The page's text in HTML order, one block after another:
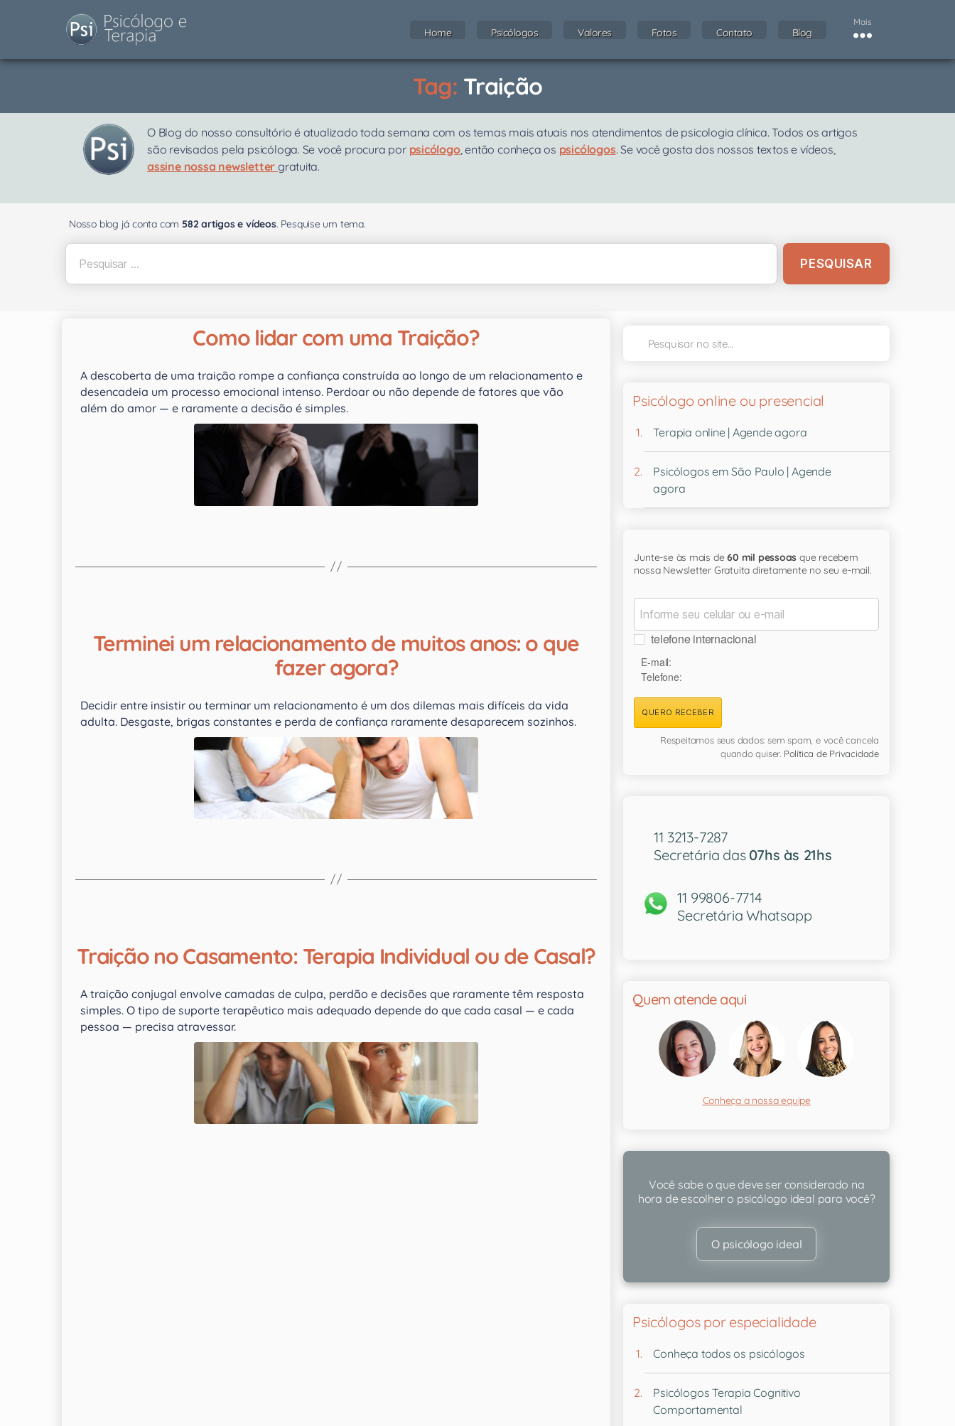
Home Psicólogos Valores Fotos Contato Blog
Mais
Tag: Traição
O Blog do nosso consultório é atualizado toda semana com os temas mais atuais nos atendimentos de psicologia clínica. Todos os artigos
são revisados pela psicóloga. Se você procura por psicólogo, então conheça os psicólogos. Se você gosta dos nossos textos e vídeos,
assine nossa newsletter gratuita.
Nosso blog já conta com 582 artigos e vídeos. Pesquise um tema.
Como lidar com uma Traição?
A descoberta de uma traição rompe a confiança construída ao longo de um relacionamento e
desencadeia um processo emocional intenso. Perdoar ou não depende de fatores que vão
além do amor — e raramente a decisão é simples.
Terminei um relacionamento de muitos anos: o que
fazer agora?
Decidir entre insistir ou terminar um relacionamento é um dos dilemas mais difíceis da vida
adulta. Desgaste, brigas constantes e perda de confiança raramente desaparecem sozinhos.
Traição no Casamento: Terapia Individual ou de Casal?
A traição conjugal envolve camadas de culpa, perdão e decisões que raramente têm resposta
simples. O tipo de suporte terapêutico mais adequado depende do que cada casal — e cada
pessoa — precisa atravessar.
Psicólogo online ou presencial
Terapia online | Agende agora
Psicólogos em São Paulo | Agende
agora
Junte-se às mais de60 mil pessoas que recebem
nossa Newsletter Gratuita diretamente no seu e-mail.
telefone internacional
E-mail:
Telefone:
QUERO RECEBER
Respeitamos seus dados: sem spam, e você cancela
quando quiser. Política de Privacidade
11 3213-7287
Secretária das 07hs às 21hs
11 99806-7714
Secretária Whatsapp
Quem atende aqui
Conheça a nossa equipe
Você sabe o que deve ser considerado na
hora de escolher o psicólogo ideal para você?
O psicólogo ideal
Psicólogos por especialidade
Conheça todos os psicólogos
Psicólogos Terapia Cognitivo
Comportamental